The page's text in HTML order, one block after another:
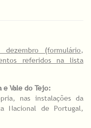
(formulário,
referidos na lista
e Vale do Tejo:
nas instalações da
Nacional de Portugal,